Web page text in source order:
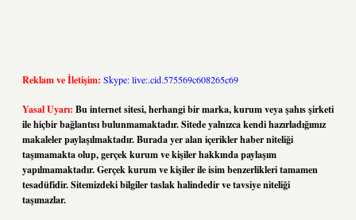
Reklam ve İletişim: Skype: live:.cid.575569c608265c69
Yasal Uyarı: Bu internet sitesi, herhangi bir marka, kurum veya şahıs şirketi
ile hiçbir bağlantısı bulunmamaktadır. Sitede yalnızca kendi hazırladığımız
makaleler paylaşılmaktadır. Burada yer alan içerikler haber niteliği
taşımamakta olup, gerçek kurum ve kişiler hakkında paylaşım
yapılmamaktadır. Gerçek kurum ve kişiler ile isim benzerlikleri tamamen
tesadüfidir. Sitemizdeki bilgiler taslak halindedir ve tavsiye niteliği
taşımazlar.